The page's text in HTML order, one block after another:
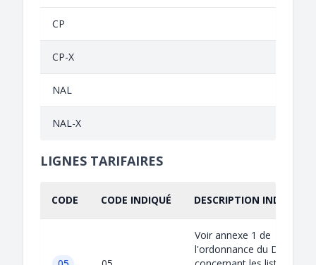
CP
CP-X
NAL
NAL-X
LIGNES TARIFAIRES
CODE CODE INDIQUÉ DESCRIPTION INDIQUÉE
Voir annexe 1 de
l'ordonnance du DETEC